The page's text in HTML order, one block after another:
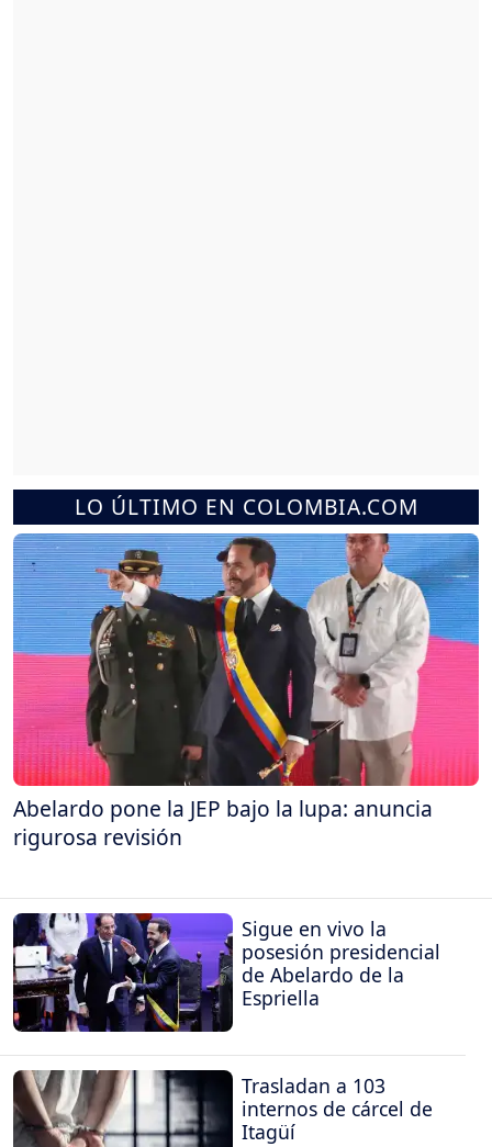
LO ÚLTIMO EN COLOMBIA.COM
Abelardo pone la JEP bajo la lupa: anuncia
rigurosa revisión
Sigue en vivo la
posesión presidencial
de Abelardo de la
Espriella
Trasladan a 103
internos de cárcel de
Itagüí